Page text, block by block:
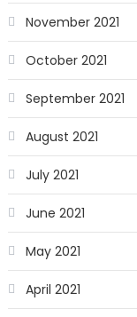
November 2021
October 2021
September 2021
August 2021
July 2021
June 2021
May 2021
April 2021